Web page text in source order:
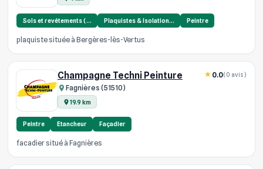
Sols et revêtements (… Plaquistes & Isolation… Peintre
plaquiste située à Bergères-lès-Vertus
Champagne Techni Peinture
Fagnières (51510)
19.9 km
0.0(0 avis)
Peintre Etancheur Façadier
facadier situé à Fagnières